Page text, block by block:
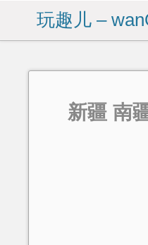
玩趣儿 –
新疆 南